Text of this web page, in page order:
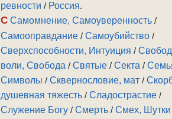
ревности / Россия.
С Самомнение, Самоуверенность /
Самооправдание /Самоубийство /
Сверхспособности, Интуиция /
воли, Свобода /Святые /Секта /
Символы /Сквернословие, мат /
душевная тяжесть /Сладострастие /
Служение Богу /Смерть /Смех, Шутки